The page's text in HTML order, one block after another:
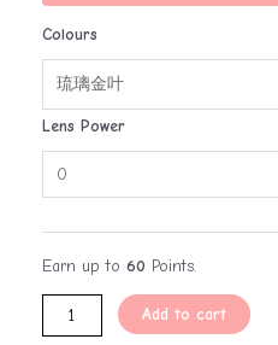
Colours
Lens Power
Earn up to 60 Points.
Add to cart